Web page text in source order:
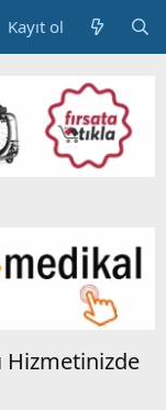
Kayıt ol
Hizmetinizde